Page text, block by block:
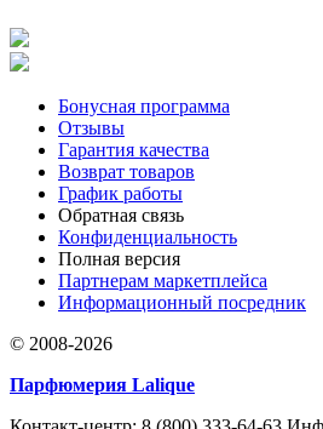
Бонусная программа
Отзывы
Гарантия качества
Возврат товаров
График работы
Обратная связь
Конфиденциальность
Полная версия
Партнерам маркетплейса
Информационный посредник
© 2008-2026
Парфюмерия Lalique